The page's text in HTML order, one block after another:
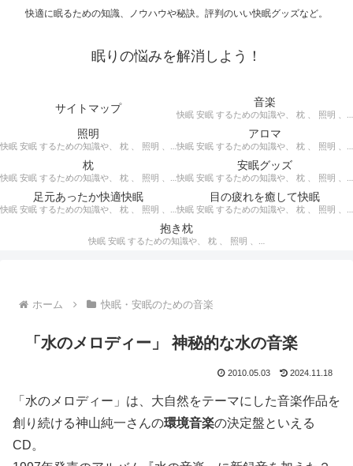
快適に眠るための知識、ノウハウや秘訣。評判のいい快眠グッズなど。
眠りの悩みを解消しよう！
サイトマップ 音楽
快眠 安眠 するための知識や、 枕 、 照明 、 アロマ など、おすすめの グッズ を紹介。 快眠 安眠 のための 音楽 CD の紹介です。 ヒーリングCD リラクゼーションCD インストゥルメンタルCD オルゴールCD ヘミシンクCD α波音楽 など。
照明
快眠 安眠 するための知識や、 枕 、 照明 、 アロマ など、おすすめの グッズ などを紹介。 快眠 安眠 のための 照明 フロアライト テーブルライト デスクライト スタンドライト など。
アロマ
快眠 安眠 するための知識や、 枕 、 照明 、 アロマ など、おすすめの グッズ などを紹介。 エッセンシャルオイル をはじめ、 アロマオイル を利用した アロマランプ 、 アロマディフューザー 、 アロマスプレー などの紹介です。
枕
快眠 安眠 するための知識や、 枕 、 照明 、 アロマ など、おすすめの グッズ などを紹介。 ぐっすり眠るために重要な枕選びのポイントや商品の紹介、 テンピュール 、 マニフレックス など。
安眠グッズ
快眠 安眠 するための知識や、 枕 、 照明 、 アロマ など、おすすめの グッズ などを紹介。 いろいろな 快眠 安眠 グッズ の紹介、足枕、うたた寝枕、目覚まし時計、入浴剤 など。
足元あったか快適快眠
快眠 安眠 するための知識や、 枕 、 照明 、 アロマ など、おすすめの グッズ などを紹介。 足元あったかで快適に眠るための 湯たんぽ あったか靴下 レッグウォーマー などの紹介です。
目の疲れを癒して快眠
快眠 安眠 するための知識や、 枕 、 照明 、 アロマ など、おすすめの グッズ などを紹介。 目の疲れを癒やす、 快眠、安眠 のための アイマスク アイピロー について。
抱き枕
快眠 安眠 するための知識や、 枕 、 照明 、 アロマ など、おすすめの グッズ などを紹介。 安心感を得る、リラックスして眠れるための 抱き枕 の紹介です。 妊婦さんや赤ちゃん、腰痛がある人におすすめ。
ホーム 快眠・安眠のための音楽
「水のメロディー」 神秘的な水の音楽
2010.05.03 2024.11.18
「水のメロディー」は、大自然をテーマにした音楽作品を
創り続ける神山純一さんの環境音楽の決定盤といえる
CD。